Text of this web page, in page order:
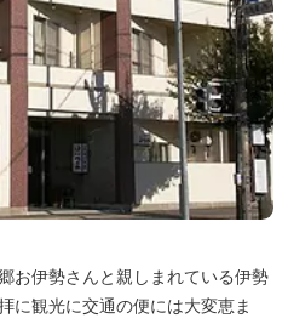
お伊勢さんと親しまれている伊勢
に観光に交通の便には大変恵ま